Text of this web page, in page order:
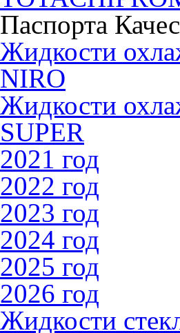
Паспорта
Жидкости
NIRO
Жидкости
SUPER
2021 год
2022 год
2023 год
2024 год
2025 год
2026 год
Жидкости